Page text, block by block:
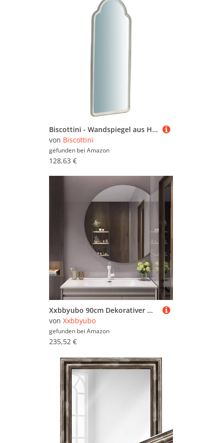
Biscottini - Wandspiegel aus Holz Antik Weiß L40xT3xH100 cm - Wandspiegel Schlafzimmer - Spiegel mit Rahmen - Vintage-Spiegel
von Biscottini
gefunden bei Amazon
128,63 €
Xxbbyubo 90cm Dekorativer Wandspiegel mit Beleuchtung, Modern Beschlagfrei Halbrunder Spiegel Bad 100cm, Rahmenloser Dimmbar Schminkspiegel mit 3 Lichtfarben Licht(Right Cut,24 * 28inch)
von Xxbbyubo
gefunden bei Amazon
235,52 €